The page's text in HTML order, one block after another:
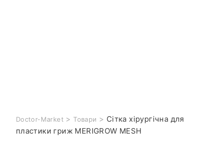
Doctor-Market > Товари > Сітка хірургічна для
пластики гриж MERIGROW MESH